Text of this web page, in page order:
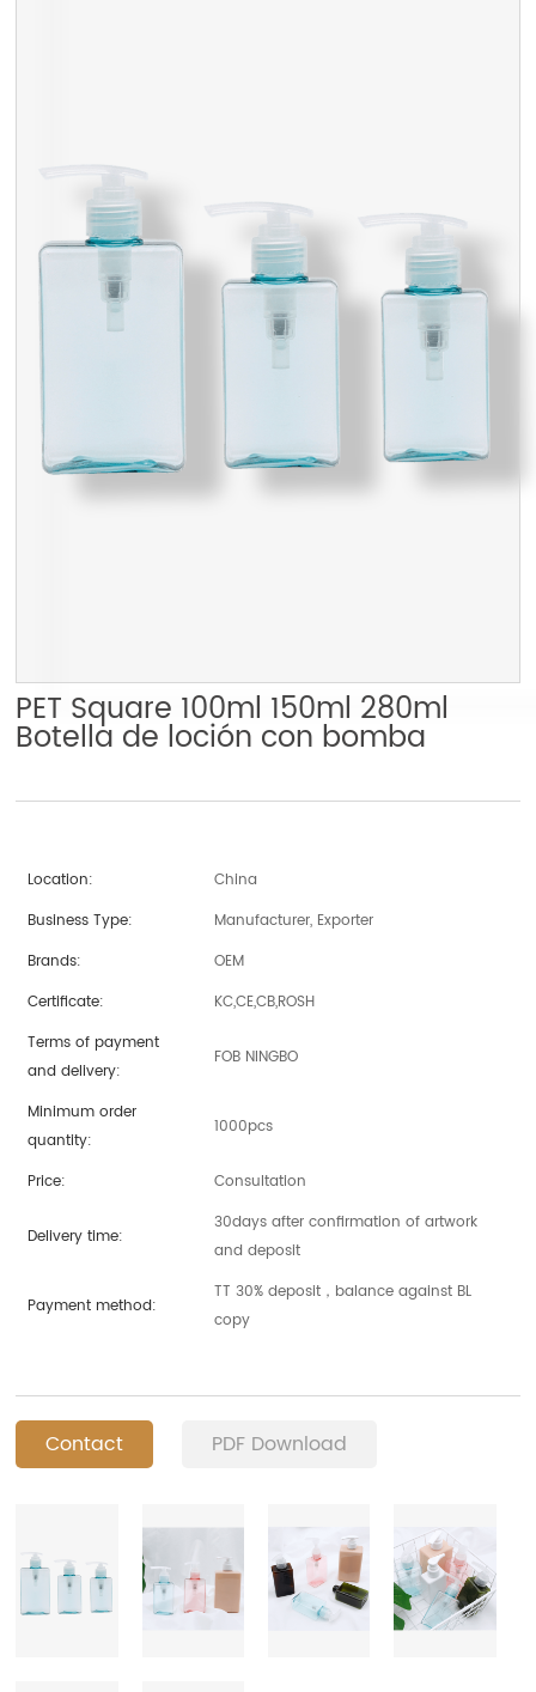
PET Square 100ml 150ml 280ml
Botella de loción con bomba
Location:
China
Business Type:
Manufacturer, Exporter
Brands:
OEM
Certificate:
KC,CE,CB,ROSH
Terms of payment
and delivery:
FOB NINGBO
Minimum order
quantity:
1000pcs
Price: Consultation
Delivery time:
30days after confirmation of artwork
and deposit
Payment method:
TT 30% deposit，balance against BL
copy
Contact PDF Download